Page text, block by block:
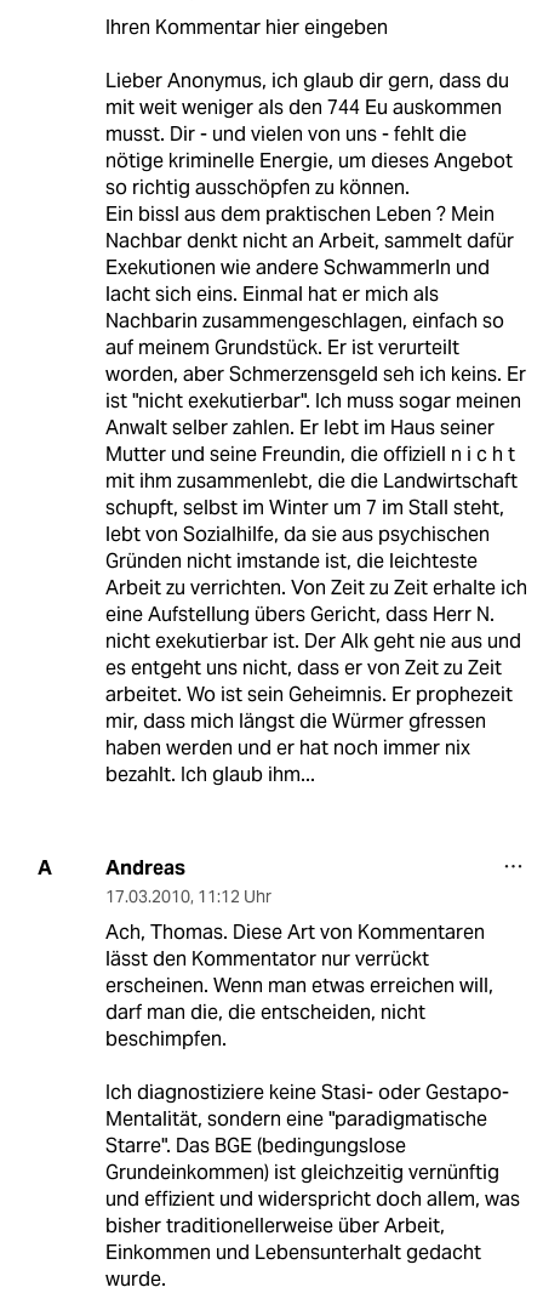
Ihren Kommentar hier eingeben
Lieber Anonymus, ich glaub dir gern, dass du
mit weit weniger als den 744 Eu auskommen
musst. Dir - und vielen von uns - fehlt die
nötige kriminelle Energie, um dieses Angebot
so richtig ausschöpfen zu können.
Ein bissl aus dem praktischen Leben ? Mein
Nachbar denkt nicht an Arbeit, sammelt dafür
Exekutionen wie andere Schwammerln und
lacht sich eins. Einmal hat er mich als
Nachbarin zusammengeschlagen, einfach so
auf meinem Grundstück. Er ist verurteilt
worden, aber Schmerzensgeld seh ich keins. Er
ist "nicht exekutierbar". Ich muss sogar meinen
Anwalt selber zahlen. Er lebt im Haus seiner
Mutter und seine Freundin, die offiziell n i c h t
mit ihm zusammenlebt, die die Landwirtschaft
schupft, selbst im Winter um 7 im Stall steht,
lebt von Sozialhilfe, da sie aus psychischen
Gründen nicht imstande ist, die leichteste
Arbeit zu verrichten. Von Zeit zu Zeit erhalte ich
eine Aufstellung übers Gericht, dass Herr N.
nicht exekutierbar ist. Der Alk geht nie aus und
es entgeht uns nicht, dass er von Zeit zu Zeit
arbeitet. Wo ist sein Geheimnis. Er prophezeit
mir, dass mich längst die Würmer gfressen
haben werden und er hat noch immer nix
bezahlt. Ich glaub ihm...
A Andreas
17.03.2010, 11:12 Uhr
Ach, Thomas. Diese Art von Kommentaren
lässt den Kommentator nur verrückt
erscheinen. Wenn man etwas erreichen will,
darf man die, die entscheiden, nicht
beschimpfen.
Ich diagnostiziere keine Stasi- oder Gestapo-
Mentalität, sondern eine "paradigmatische
Starre". Das BGE (bedingungslose
Grundeinkommen) ist gleichzeitig vernünftig
und effizient und widerspricht doch allem, was
bisher traditionellerweise über Arbeit,
Einkommen und Lebensunterhalt gedacht
wurde.